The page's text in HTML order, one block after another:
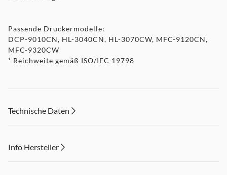
Passende Druckermodelle:
DCP-9010CN, HL-3040CN, HL-3070CW, MFC-9120CN,
MFC-9320CW
¹ Reichweite gemäß ISO/IEC 19798
Technische Daten
Info Hersteller